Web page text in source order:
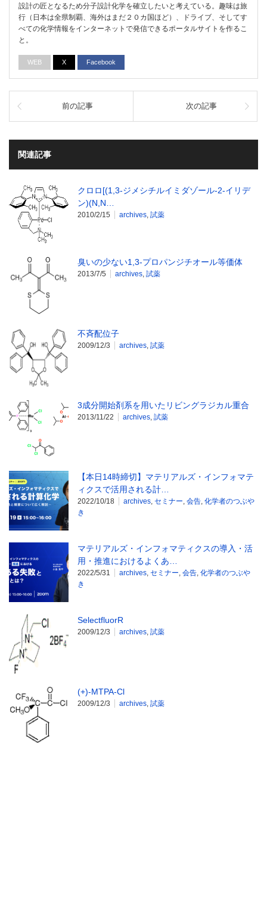
設計の匠となるため分子設計化学を確立したいと考えている。趣味は旅
行（日本は全県制覇、海外はまだ２０カ国ほど）、ドライブ、そしてす
べての化学情報をインターネットで発信できるポータルサイトを作るこ
と。
WEB X Facebook
前の記事 次の記事
関連記事
クロロ[(1,3-ジメシチルイミダゾール-2-イリデ
ン)(N,N…
2010/2/15 archives, 試薬
臭いの少ない1,3-プロパンジチオール等価体
2013/7/5 archives, 試薬
不斉配位子
2009/12/3 archives, 試薬
3成分開始剤系を用いたリビングラジカル重合
2013/11/22 archives, 試薬
【本日14時締切】マテリアルズ・インフォマテ
ィクスで活用される計…
2022/10/18 archives, セミナー, 会告, 化学者のつぶや
き
マテリアルズ・インフォマティクスの導入・活
用・推進におけるよくあ…
2022/5/31 archives, セミナー, 会告, 化学者のつぶや
き
SelectfluorR
2009/12/3 archives, 試薬
(+)-MTPA-Cl
2009/12/3 archives, 試薬